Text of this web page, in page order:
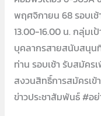
พฤศจิกายน 68 รอบเช้
13.00-16.00 น. กลุ่ม
บุคลากรสายสนับสนุน
ท่าน รอบเช้า รับสมัคร
สงวนสิทธิ์การสมัครเข้
ข่าวประชาสัมพันธ์ #อ